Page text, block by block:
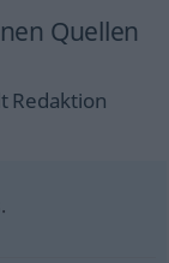
Quellen
Redaktion